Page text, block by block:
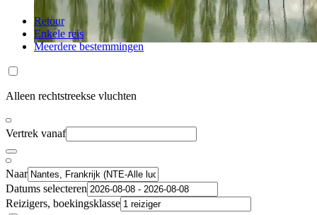
Retour
Enkele reis
Meerdere bestemmingen
Alleen rechtstreekse vluchten
Vertrek vanaf
Naar
Datums selecteren
Reizigers, boekingsklasse